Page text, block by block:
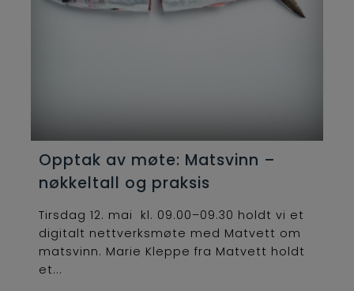
Opptak av møte: Matsvinn –
nøkkeltall og praksis
Tirsdag 12. mai kl. 09.00–09.30 holdt vi et
digitalt nettverksmøte med Matvett om
matsvinn. Marie Kleppe fra Matvett holdt
et...